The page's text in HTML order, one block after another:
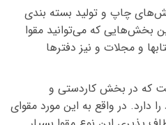
چاپ و تولید بسته بندی
بخش‌‌هایی که‌ می‌توانید مقوا
و مجلات و نیز دفتر‌ها
که در بخش کاردستی و
دارد. در واقع به این مورد مقوای